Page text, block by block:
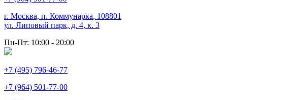
г. Москва, п. Коммунарка, 108801
ул. Липовый парк, д. 4, к. 3
Пн-Пт: 10:00 - 20:00
+7 (495) 796-46-77
+7 (964) 501-77-00